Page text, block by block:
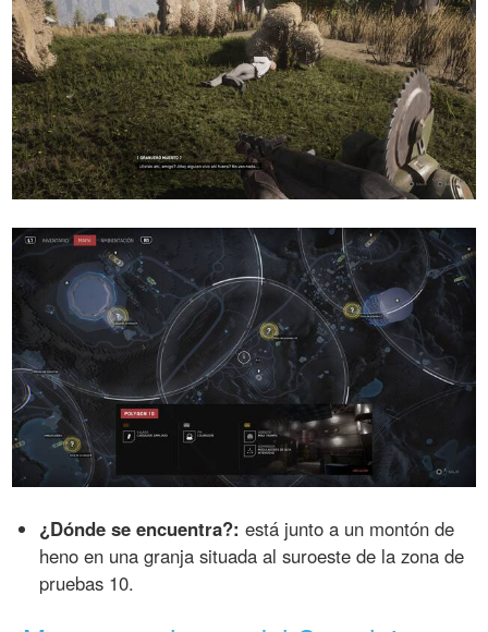
¿Dónde se encuentra?: está junto a un montón de
heno en una granja situada al suroeste de la zona de
pruebas 10.